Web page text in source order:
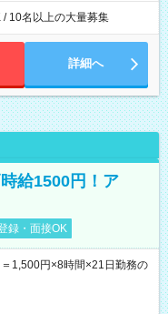
/ 10名以上の大量募集
詳細へ
給1500円！ア
録・面接OK
1,500円×8時間×21日勤務の